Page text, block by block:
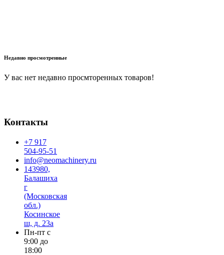
Недавно просмотренные
У вас нет недавно просмторенных товаров!
Контакты
+7 917
504-95-51
info@neomachinery.ru
143980,
Балашиха
г
(Московская
обл.)
Косинское
ш, д. 23а
Пн-пт с
9:00 до
18:00